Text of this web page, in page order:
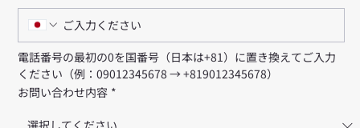
電話番号の最初の0を国番号（日本は+81）に置き換えてご入力
ください（例：09012345678 → +819012345678）
お問い合わせ内容 *